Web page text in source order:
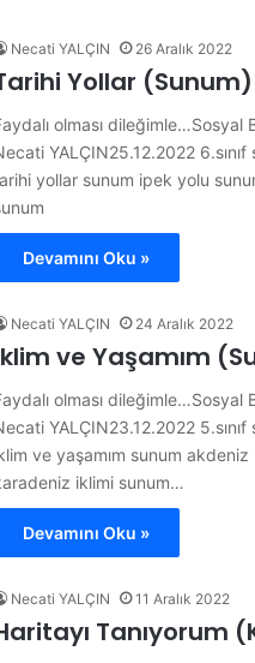
Necati YALÇIN 26 Aralık 2022
Yollar (Sunum)
olması dileğimle…Sosyal
YALÇIN25.12.2022
yollar sunum ipek yolu
Devamını Oku »
Necati YALÇIN 24 Aralık 2022
ve Yaşamım
olması dileğimle…Sosyal
YALÇIN23.12.2022
ve yaşamım sunum akdeniz
iklimi sunum…
Devamını Oku »
Necati YALÇIN 11 Aralık 2022
Tanıyorum